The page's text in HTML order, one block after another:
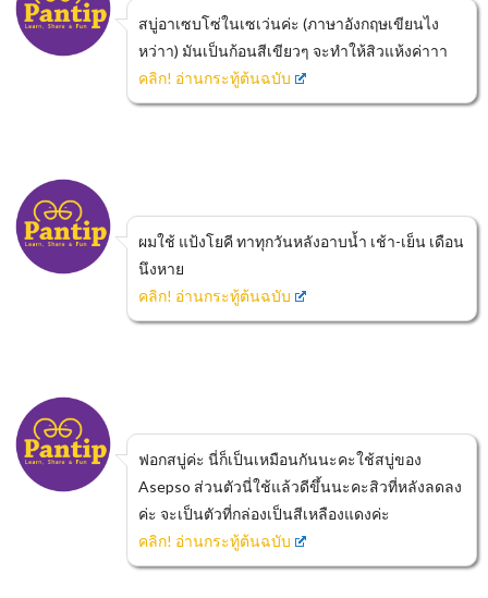
สบู่อาเซบโซ่ในเซเว่นค่ะ (ภาษาอังกฤษเขียนไง
หว่าา) มันเป็นก้อนสีเขียวๆ จะทำให้สิวแห้งค่าาา
คลิก! อ่านกระทู้ต้นฉบับ
ผมใช้ แป้งโยคี ทาทุกวันหลังอาบน้ำ เช้า-เย็น เดือน
นึงหาย
คลิก! อ่านกระทู้ต้นฉบับ
ฟอกสบู่ค่ะ นี่ก็เป็นเหมือนกันนะคะใช้สบู่ของ
Asepso ส่วนตัวนี่ใช้แล้วดีขึ้นนะคะสิวที่หลังลดลง
ค่ะ จะเป็นตัวที่กล่องเป็นสีเหลืองแดงค่ะ
คลิก! อ่านกระทู้ต้นฉบับ